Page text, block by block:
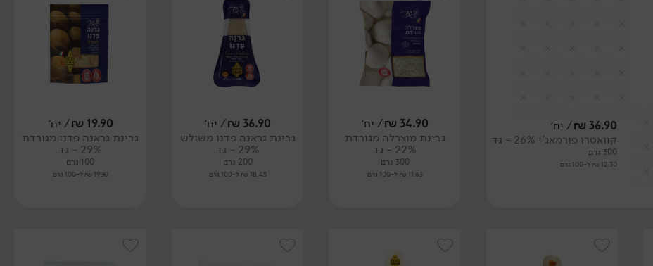
36.90
₪/ יח׳
קוואטרו פורמאג'י 26% - גד
300 גרם
12.30 ₪ ל-100 גרם
34.90
₪/ יח׳
גבינת מוצרלה מגורדת
22% - גד
300 גרם
11.63 ₪ ל-100 גרם
36.90
₪/ יח׳
גבינת גראנה פדנו משולש
29% - גד
200 גרם
18.45 ₪ ל-100 גרם
19.90
₪/ יח׳
גבינת גראנה פדנו מגורדת
29% - גד
100 גרם
19.90 ₪ ל-100 גרם